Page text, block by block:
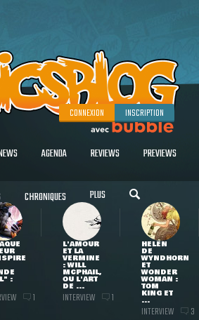
CONNEXION INSCRIPTION
AGENDA REVIEWS PREVIEWS
CHRONIQUES PLUS
:
1
L'AMOUR
ET LA
VERMINE
: WILL
MCPHAIL,
OU L'ART
DE ...
INTERVIEW 1
HELEN
DE
WYNDHORN
ET
WONDER
WOMAN :
TOM
KING ET
...
INTERVIEW 3